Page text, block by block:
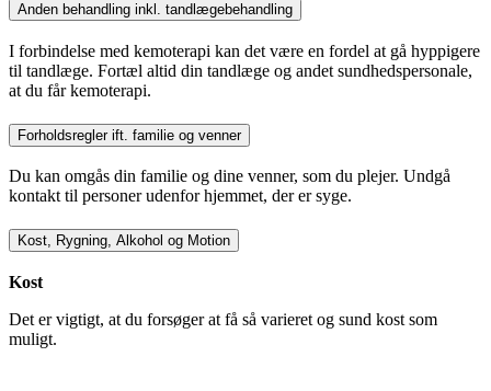
Anden behandling inkl. tandlægebehandling
I forbindelse med kemoterapi kan det være en fordel at gå hyppigere
til tandlæge. Fortæl altid din tandlæge og andet sundhedspersonale,
at du får kemoterapi.
Forholdsregler ift. familie og venner
Du kan omgås din familie og dine venner, som du plejer. Undgå
kontakt til personer udenfor hjemmet, der er syge.
Kost, Rygning, Alkohol og Motion
Kost
Det er vigtigt, at du forsøger at få så varieret og sund kost som
muligt.